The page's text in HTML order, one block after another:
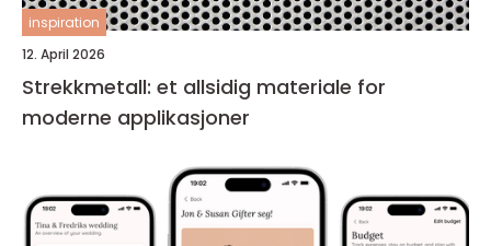
inspiration
12. April 2026
Strekkmetall: et allsidig materiale for
moderne applikasjoner